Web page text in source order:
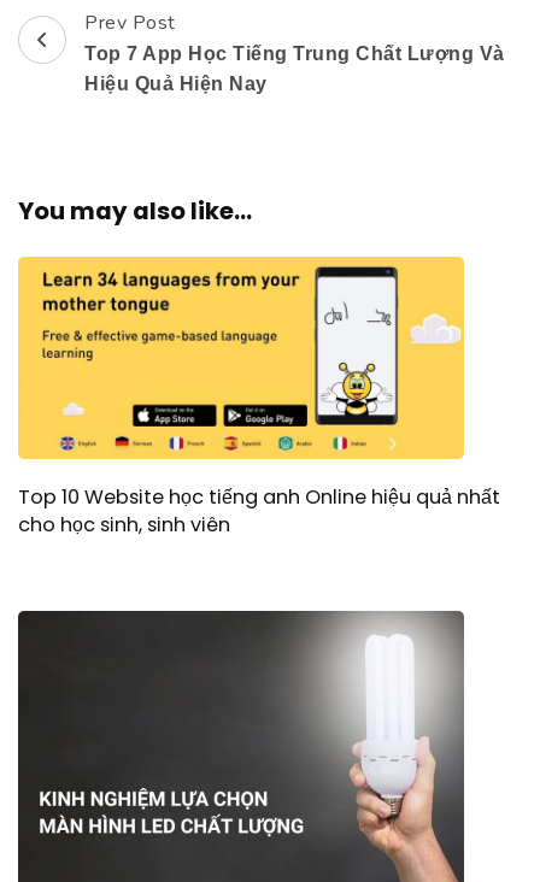
Post
Navigation
Prev Post
Top 7 App Học Tiếng Trung Chất Lượng Và
Hiệu Quả Hiện Nay
You may also like...
Top 10 Website học tiếng anh Online hiệu quả nhất
cho học sinh, sinh viên